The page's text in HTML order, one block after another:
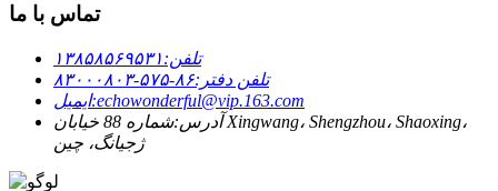
تماس با ما
تلفن:۱۳۸۵۸۵۶۹۵۳۱
تلفن دفتر:۸۶-۵۷۵-۸۳۰۰۰۸۰۳
ایمیل:echowonderful@vip.163.com
آدرس:
شماره 88 خیابان Xingwang، Shengzhou، Shaoxing،
ژجیانگ، چین